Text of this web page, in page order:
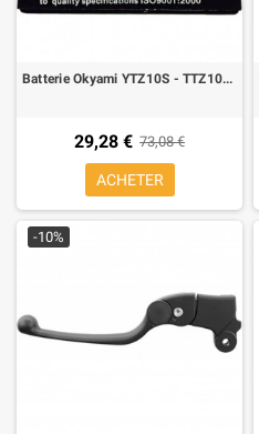
Batterie Okyami YTZ10S - TTZ10S 8A, positif Gauche
29,28 € 73,08 €
ACHETER
-10%